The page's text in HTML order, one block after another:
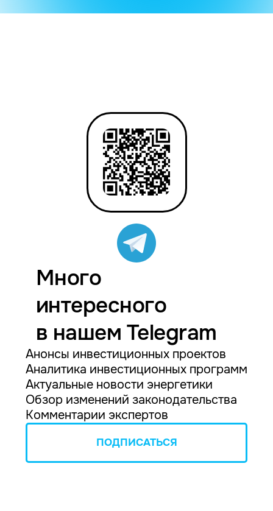
Много
интересного
в нашем Telegram
Анонсы инвестиционных проектов
Аналитика инвестиционных программ
Актуальные новости энергетики
Обзор изменений законодательства
Комментарии экспертов
ПОДПИСАТЬСЯ